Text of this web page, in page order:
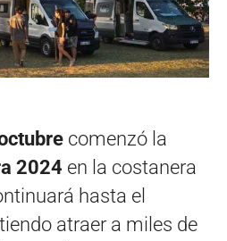
comenzó la
2024 en la costanera
hasta el
atraer a miles de